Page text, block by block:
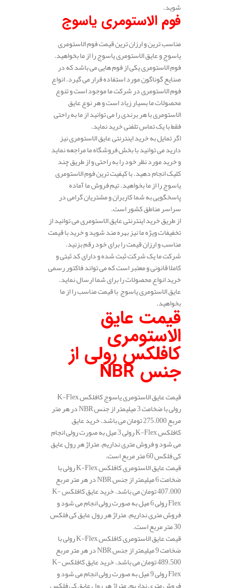
شوید.
فوم الاستومری یاسوج
مناسب ترین و ارزان ترین قیمت فوم الاستومری
یاسوج و عایق الاستومری یاسوج را از ما بخواهید.
فوم الاستومری یکی از فوم هایی می باشد که در
صنایع گوناگون مورد استفاده قرار می گیرد. انواع
فوم الاستومری در شرکت ما موجود است و تنوع
محصولات ما بسیار زیاد است و هر نوع عایق
الاستومری با هر برندی را می توانید از ما به راحتی
فقط با یک تماس تلفنی خرید نماید.
اگر تمایل به خرید اینترنتی عایق الاستومری نیز
دارید می توانید با بخش فروشگاه ما مراجعه نماید
و خرید مورد نظر خود را به راحتی و از طریق چند
کلیک انجام دهید. با کیفیت ترین فوم الاستومری
یاسوج را از ما بخواهید. تیم فروش ما آماده
پاسخگویی به شما کاربران و مشتریان گرامی در
سراسر مناطق کشور است.
از طریق خرید اینترنتی عایق الاستومری می توانید از
تخفیفات ویژه ما نیز بهره مند شوید و خرید با قیمت
مناسب و ارزان قیمت را برای خود رقم بزنید.
شرکت ما یک شرکت ثبت شده و دارای کد ثبتی و
کاملا قانونی و معتبر است که می تواند فاکتور رسمی
خرید انواع محصولات را برای شما ارسال نماید.
عایق الاستومری یاسوج با قیمت مناسب را از ما
بخواهید.
قیمت عایق
الاستومری
کافلکس رولی از
جنس NBR
قیمت عایق الاستومری یاسوج کافلکس K-Flex
رولی با ضخامت 3 میلیمتر از جنس NBR در هر متر
مربع 275.000 تومان می باشد. خرید عایق
کافلکس K-Flex رولی 3 میل به صورت رولی انجام
می شود و فروش متری نداریم. متراژ هر رول عایق
کی فلکس 60 متر مربع است.
قیمت عایق الاستومری کافلکس K-Flex رولی با
ضخامت 6 میلیمتر از جنس NBR در هر متر مربع
407.000 تومان می باشد. خرید عایق کافلکس K-
Flex رولی 6 میل به صورت رولی انجام می شود و
فروش متری نداریم. متراژ هر رول عایق کی فلکس
30 متر مربع است.
قیمت عایق الاستومری کافلکس K-Flex رولی با
ضخامت 9 میلیمتر از جنس NBR در هر متر مربع
489.500 تومان می باشد. خرید عایق کافلکس K-
Flex رولی 9 میل به صورت رولی انجام می شود و